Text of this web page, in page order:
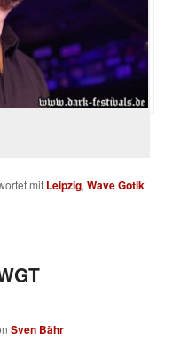
mit Leipzig,Wave Gotik
Sven Bähr